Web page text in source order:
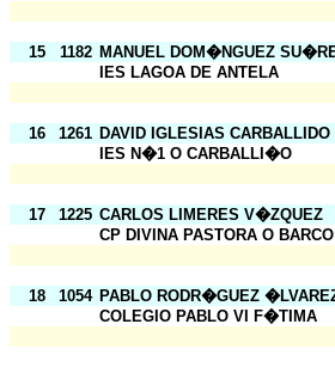
15
1182 MANUEL DOM�NGUEZ
IES LAGOA DE ANTELA
16
1261 DAVID IGLESIAS CARBALLIDO
IES N�1 O CARBALLI�O
17
1225 CARLOS LIMERES V�ZQUEZ
CP DIVINA PASTORA O BARCO
18
1054 PABLO RODR�GUEZ
COLEGIO PABLO VI F�TIMA